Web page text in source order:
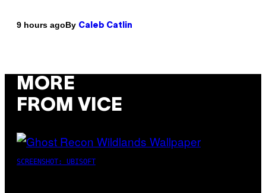
9 hours agoBy Caleb Catlin
MORE
FROM VICE
SCREENSHOT: UBISOFT